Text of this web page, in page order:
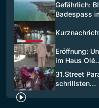
Gefährlich:
Badespass
Eröffnung:
im Haus
31.Street
schrillsten…